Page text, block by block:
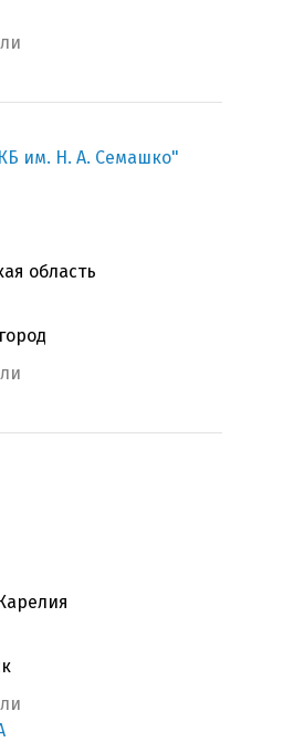
им. Н. А. Семашко"
область